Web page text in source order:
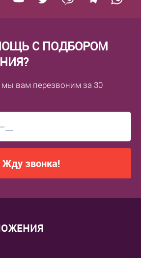
С ПОДБОРОМ
мы вам перезвоним за 30
Жду звонка!